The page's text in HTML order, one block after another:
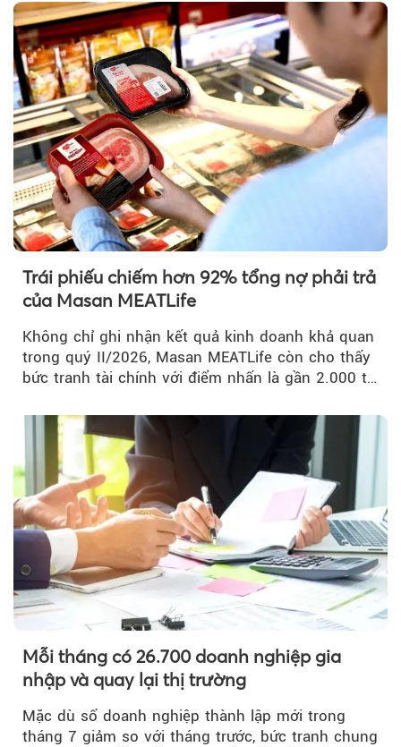
Trái phiếu chiếm hơn 92% tổng nợ phải trả
của Masan MEATLife
Không chỉ ghi nhận kết quả kinh doanh khả quan
trong quý II/2026, Masan MEATLife còn cho thấy
bức tranh tài chính với điểm nhấn là gần 2.000 tỷ
Mỗi tháng có 26.700 doanh nghiệp gia
nhập và quay lại thị trường
Mặc dù số doanh nghiệp thành lập mới trong
tháng 7 giảm so với tháng trước, bức tranh chung